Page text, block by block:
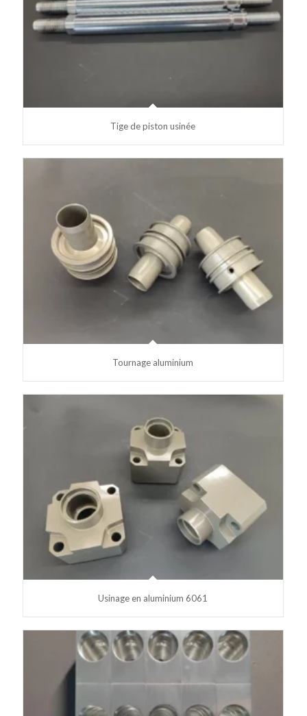
Tige de piston usinée
Tournage aluminium
Usinage en aluminium 6061